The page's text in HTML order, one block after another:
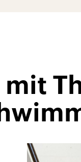
mit